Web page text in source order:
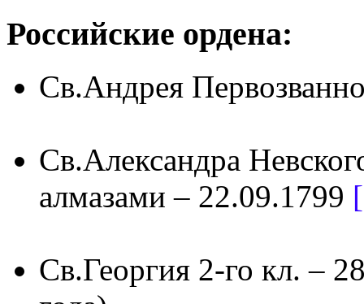
Российские ордена:
Св.Андрея
Св.Александра
алмазами – 22.09.1799
Св.Георгия 2-го кл. –